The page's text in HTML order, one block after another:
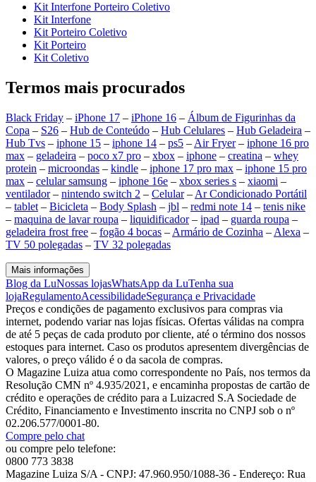
Kit Interfone Porteiro Coletivo
Kit Interfone
Kit Porteiro Coletivo
Kit Porteiro
Kit Coletivo
Termos mais procurados
Black Friday – iPhone 17 – iPhone 16 – Álbum de Figurinhas da
Copa – S26 – Hub de Conteúdo – Hub Celulares – Hub Geladeira –
Hub Tvs – iphone 15 – iphone 14 – ps5 – Air Fryer– iphone 16 pro
max – geladeira – poco x7 pro – xbox – iphone – creatina – whey
protein – microondas – kindle – iphone 17 pro max – iphone 15 pro
max – celular samsung – iphone 16e – xbox series s – xiaomi –
ventilador– nintendo switch 2 – Celular– Ar Condicionado Portátil
– tablet – Bicicleta – Body Splash – jbl – redmi note 14 – tenis nike
– maquina de lavar roupa – liquidificador– ipad – guarda roupa –
geladeira frost free – fogão 4 bocas – Armário de Cozinha – Alexa –
TV 50 polegadas – TV 32 polegadas
Mais informações
Blog da LuNossas lojasWhatsApp da LuTenha sua
lojaRegulamentoAcessibilidadeSegurança e Privacidade
Preços e condições de pagamento exclusivos para compras via
internet, podendo variar nas lojas físicas. Ofertas válidas na compra
de até 5 peças de cada produto por cliente, até o término dos nossos
estoques para internet. Caso os produtos apresentem divergências de
valores, o preço válido é o da sacola de compras.
O Magazine Luiza atua como correspondente no País, nos termos da
Resolução CMN nº 4.935/2021, e encaminha propostas de cartão de
crédito e operações de crédito para a Luizacred S.A Sociedade de
Crédito, Financiamento e Investimento inscrita no CNPJ sob o nº
02.206.577/0001-80.
Compre pelo chat
ou compre pelo telefone:
0800 773 3838
Magazine Luiza S/A - CNPJ: 47.960.950/1088-36 - Endereço: Rua